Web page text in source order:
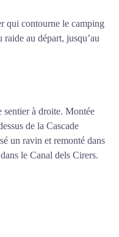
qui contourne le camping
au départ, jusqu’au
sentier à droite. Montée
de la Cascade
un ravin et remonté dans
le Canal dels Cirers.